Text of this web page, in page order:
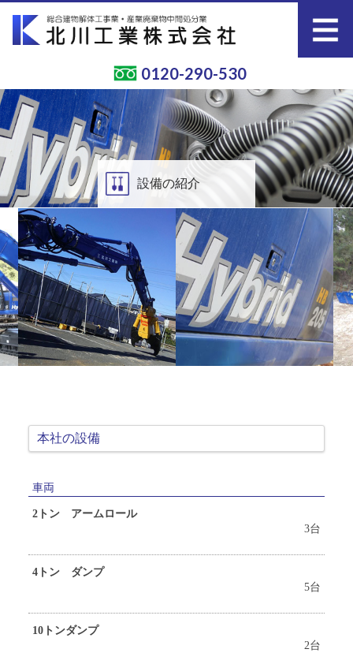
0120-290-530
設備の紹介
お知らせ
会社概要
工事経歴
本社紹介
設備の紹介
お問い合わせ
本社の設備
車両
2トン アームロール
3台
4トン ダンプ
5台
10トンダンプ
2台